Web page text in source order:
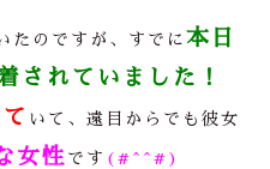
たのですが、すでに 本日
されていました！
いて、遠目からでも彼女
女性 です (#^^#)